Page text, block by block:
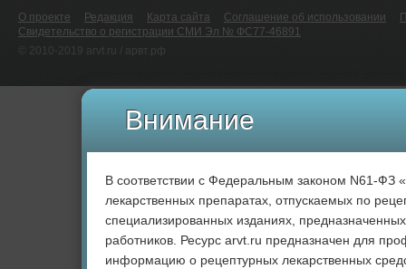
О проекте Редакция Карта сайта Соглашение об использовании
Свидетельство о регистрации СМИ Эл № ФС77-46891
© 2010-2019 arvt.ru / арвт.рф
В соответствии с Федеральным законом N61-
лекарственных препаратах, отпускаемых по
специализированных изданиях,
работников. Ресурс arvt.ru предназначен для
информацию о рецептурных лекарственных
Внимание